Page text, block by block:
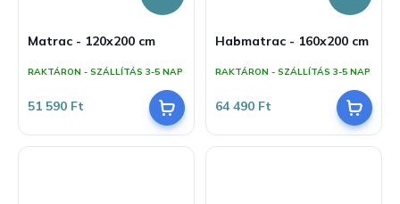
Matrac - 120x200 cm
RAKTÁRON - SZÁLLÍTÁS 3-5 NAP
51 590 Ft
Habmatrac - 160x200 cm
RAKTÁRON - SZÁLLÍTÁS 3-5 NAP
64 490 Ft